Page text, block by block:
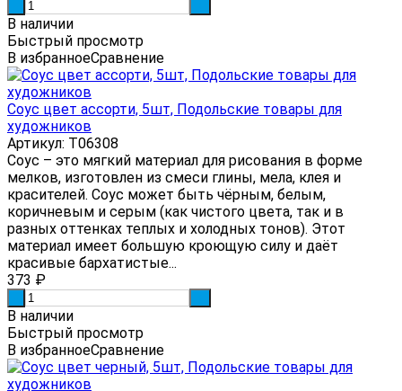
В наличии
Быстрый просмотр
В избранноеСравнение
Соус цвет ассорти, 5шт, Подольские товары для
художников
Артикул: Т06308
Соус – это мягкий материал для рисования в форме
мелков, изготовлен из смеси глины, мела, клея и
красителей. Соус может быть чёрным, белым,
коричневым и серым (как чистого цвета, так и в
разных оттенках теплых и холодных тонов). Этот
материал имеет большую кроющую силу и даёт
красивые бархатистые...
373 ₽
В наличии
Быстрый просмотр
В избранноеСравнение